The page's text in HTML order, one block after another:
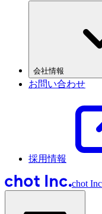
会社情報
お問い合わせ
採用情報
chot